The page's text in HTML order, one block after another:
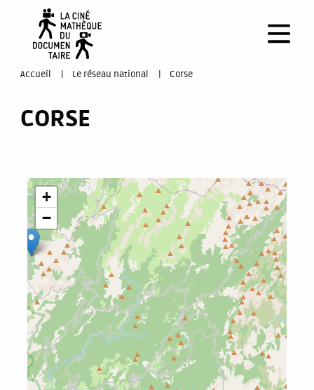
contenu
You
are
here
Accueil Le réseau national Corse
CORSE
+
−